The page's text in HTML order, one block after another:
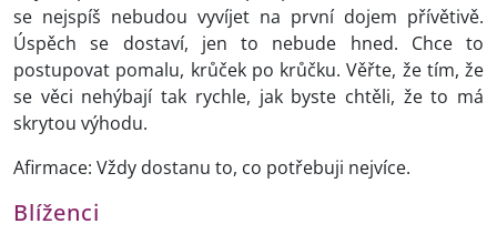
se nejspíš nebudou vyvíjet na první dojem přívětivě.
Úspěch se dostaví, jen to nebude hned. Chce to
postupovat pomalu, krůček po krůčku. Věřte, že tím, že
se věci nehýbají tak rychle, jak byste chtěli, že to má
skrytou výhodu.
Afirmace: Vždy dostanu to, co potřebuji nejvíce.
Blíženci